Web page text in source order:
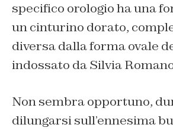
specifico orologio ha una
un cinturino dorato,
diversa dalla forma ovale
indossato da Silvia
Non sembra opportuno,
dilungarsi sull’ennesima